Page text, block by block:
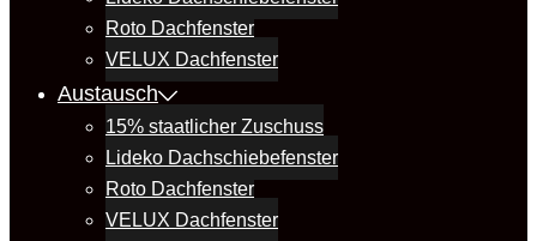
Roto Dachfenster
VELUX Dachfenster
Austausch
15% staatlicher Zuschuss
Lideko Dachschiebefenster
Roto Dachfenster
VELUX Dachfenster